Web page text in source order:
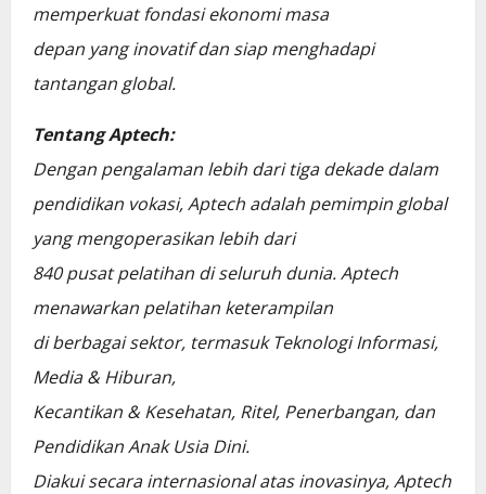
memperkuat fondasi ekonomi masa
depan yang inovatif dan siap menghadapi
tantangan global.
Tentang Aptech:
Dengan pengalaman lebih dari tiga dekade dalam
pendidikan vokasi, Aptech adalah pemimpin global
yang mengoperasikan lebih dari
840 pusat pelatihan di seluruh dunia. Aptech
menawarkan pelatihan keterampilan
di berbagai sektor, termasuk Teknologi Informasi,
Media & Hiburan,
Kecantikan & Kesehatan, Ritel, Penerbangan, dan
Pendidikan Anak Usia Dini.
Diakui secara internasional atas inovasinya, Aptech